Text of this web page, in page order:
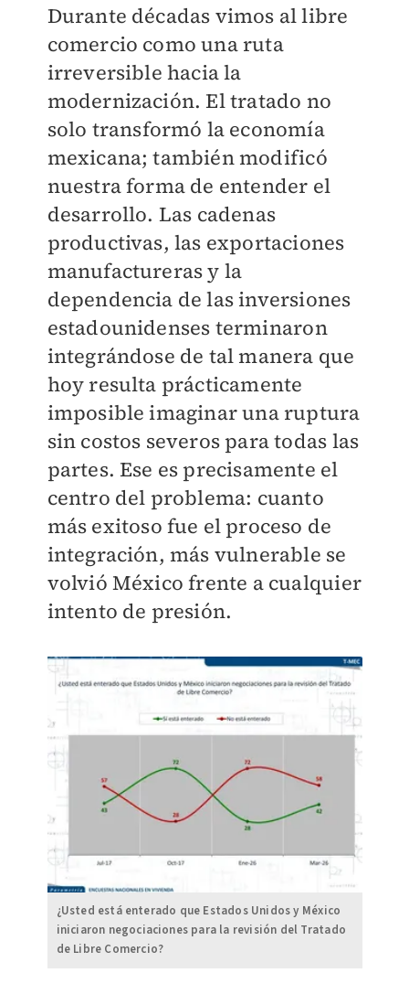
Durante décadas vimos al libre
comercio como una ruta
irreversible hacia la
modernización. El tratado no
solo transformó la economía
mexicana; también modificó
nuestra forma de entender el
desarrollo. Las cadenas
productivas, las exportaciones
manufactureras y la
dependencia de las inversiones
estadounidenses terminaron
integrándose de tal manera que
hoy resulta prácticamente
imposible imaginar una ruptura
sin costos severos para todas las
partes. Ese es precisamente el
centro del problema: cuanto
más exitoso fue el proceso de
integración, más vulnerable se
volvió México frente a cualquier
intento de presión.
¿Usted está enterado que Estados Unidos y México
iniciaron negociaciones para la revisión del Tratado
de Libre Comercio?